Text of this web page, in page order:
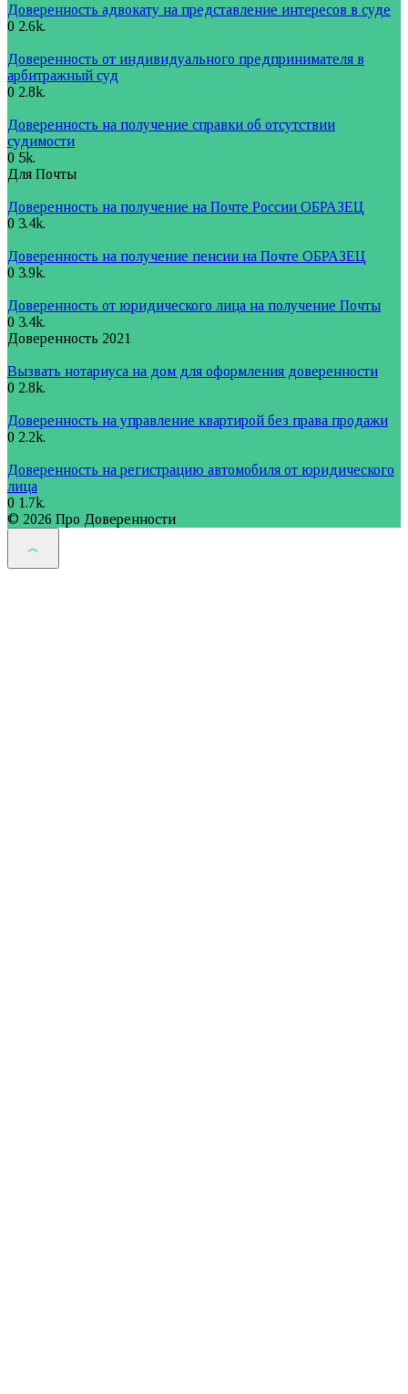
Доверенность адвокату на представление интересов в суде
0 2.6k.
Доверенность от индивидуального предпринимателя в
арбитражный суд
0 2.8k.
Доверенность на получение справки об отсутствии
судимости
0 5k.
Для Почты
Доверенность на получение на Почте России ОБРАЗЕЦ
0 3.4k.
Доверенность на получение пенсии на Почте ОБРАЗЕЦ
0 3.9k.
Доверенность от юридического лица на получение Почты
0 3.4k.
Доверенность 2021
Вызвать нотариуса на дом для оформления доверенности
0 2.8k.
Доверенность на управление квартирой без права продажи
0 2.2k.
Доверенность на регистрацию автомобиля от юридического
лица
0 1.7k.
© 2026 Про Доверенности